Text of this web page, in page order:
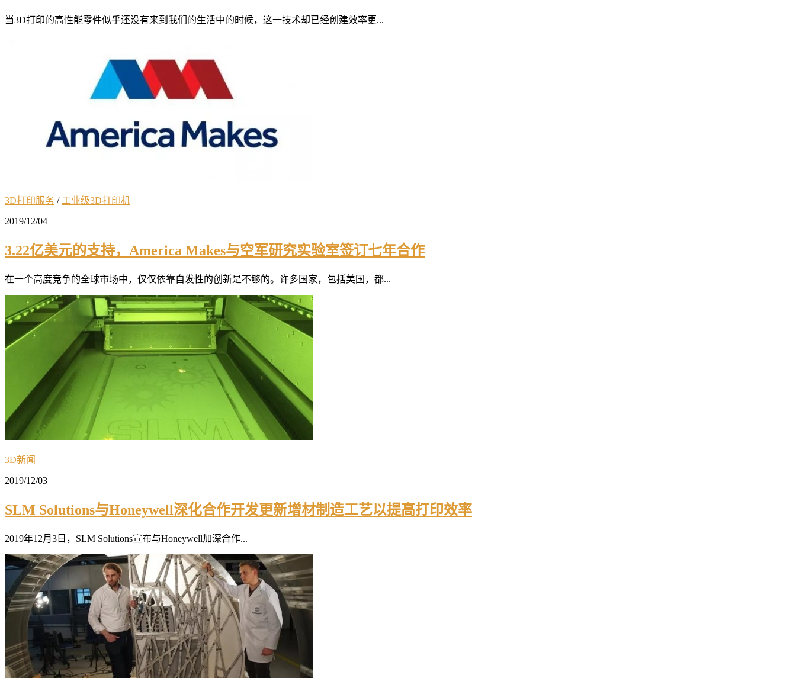
当3D打印的高性能零件似乎还没有来到我们的生活中的时候，这一技术却已经创建效率更...
3D打印服务 / 工业级3D打印机
2019/12/04
3.22亿美元的支持，America Makes与空军研究实验室签订七年合作
在一个高度竞争的全球市场中，仅仅依靠自发性的创新是不够的。许多国家，包括美国，都...
3D新闻
2019/12/03
SLM Solutions与Honeywell深化合作开发更新增材制造工艺以提高打印效率
2019年12月3日，SLM Solutions宣布与Honeywell加深合作...